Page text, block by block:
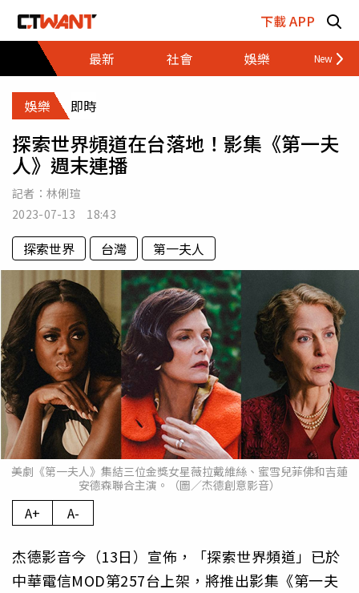
下載 APP
最新
社會 娛樂 財經
娛樂 即時
探索世界頻道在台落地！影集《第一夫
人》週末連播
記者： 林俐瑄
2023-07-13 18:43
探索世界 台灣 第一夫人
美劇《第一夫人》集結三位金獎女星薇拉戴維絲、蜜雪兒菲佛和吉蓮
安德森聯合主演。（圖／杰德創意影音）
A+ A-
杰德影音今（13日）宣佈，「探索世界頻道」已於
中華電信MOD第257台上架，將推出影集《第一夫